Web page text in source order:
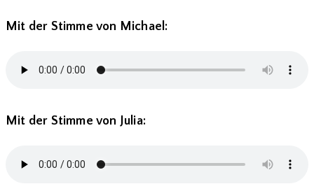
Mit der Stimme von Michael:
Mit der Stimme von Julia: